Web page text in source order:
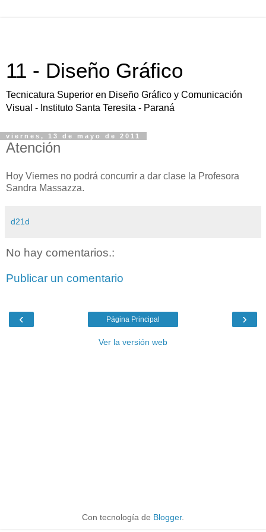
11 - Diseño Gráfico
Tecnicatura Superior en Diseño Gráfico y Comunicación
Visual - Instituto Santa Teresita - Paraná
viernes, 13 de mayo de 2011
Atención
Hoy Viernes no podrá concurrir a dar clase la Profesora
Sandra Massazza.
d21d
No hay comentarios.:
Publicar un comentario
‹ ›
Página Principal
Ver la versión web
Con tecnología de Blogger.